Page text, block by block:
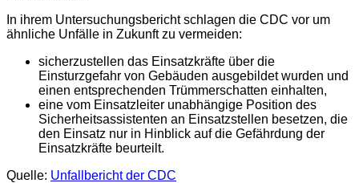
In ihrem Untersuchungsbericht schlagen die CDC vor um
ähnliche Unfälle in Zukunft zu vermeiden:
sicherzustellen das Einsatzkräfte über die
Einsturzgefahr von Gebäuden ausgebildet wurden und
einen entsprechenden Trümmerschatten einhalten,
eine vom Einsatzleiter unabhängige Position des
Sicherheitsassistenten an Einsatzstellen besetzen, die
den Einsatz nur in Hinblick auf die Gefährdung der
Einsatzkräfte beurteilt.
Quelle: Unfallbericht der CDC